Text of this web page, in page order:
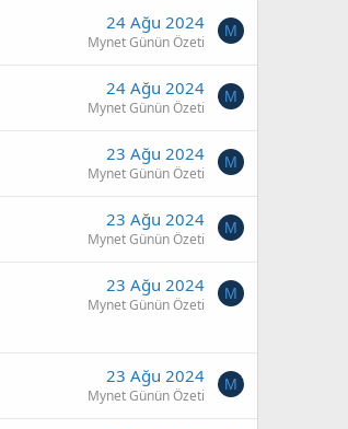
24 Ağu 2024
Mynet Günün Özeti
M
24 Ağu 2024
Mynet Günün Özeti
M
23 Ağu 2024
Mynet Günün Özeti
M
23 Ağu 2024
Mynet Günün Özeti
M
23 Ağu 2024
Mynet Günün Özeti
M
23 Ağu 2024
Mynet Günün Özeti
M